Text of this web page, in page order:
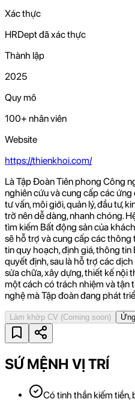
Xác thực
HRDept đã xác thực
Thành lập
2025
Quy mô
100+ nhân viên
Website
https://thienkhoi.com/
Là Tập Đoàn Tiên phong Công
nghiên cứu và cung cấp các
tư vấn, môi giới, quản lý, đầu tư,
trở nên dễ dàng, nhanh chóng.
tìm kiếm Bất động sản của
sẽ hỗ trợ và cung cấp các
tin quy hoạch, định giá, thông
quyết định, sau là hỗ trợ các
sửa chữa, xây dựng, thiết kế nội
một cách có trách nhiệm và tận
nghệ mà Tập đoàn đang phát
Làm khớp CV (Coming soon)
SỨ MỆNH VỊ TRÍ
Có tinh thần kiếm tiền,